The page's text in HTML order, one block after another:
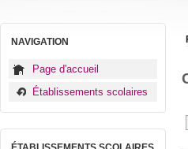
NAVIGATION
Page d'accueil
Établissements scolaires